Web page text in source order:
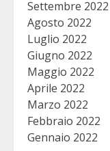
Settembre 2022
Agosto 2022
Luglio 2022
Giugno 2022
Maggio 2022
Aprile 2022
Marzo 2022
Febbraio 2022
Gennaio 2022